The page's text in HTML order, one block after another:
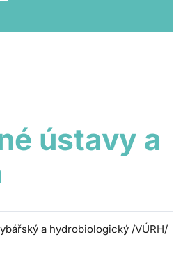
ústavy a
a hydrobiologický /VÚRH/